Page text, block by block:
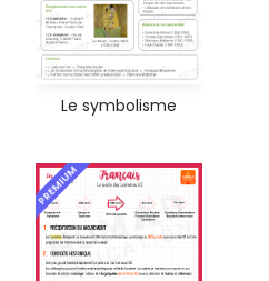
Le symbolisme
PREMIUM